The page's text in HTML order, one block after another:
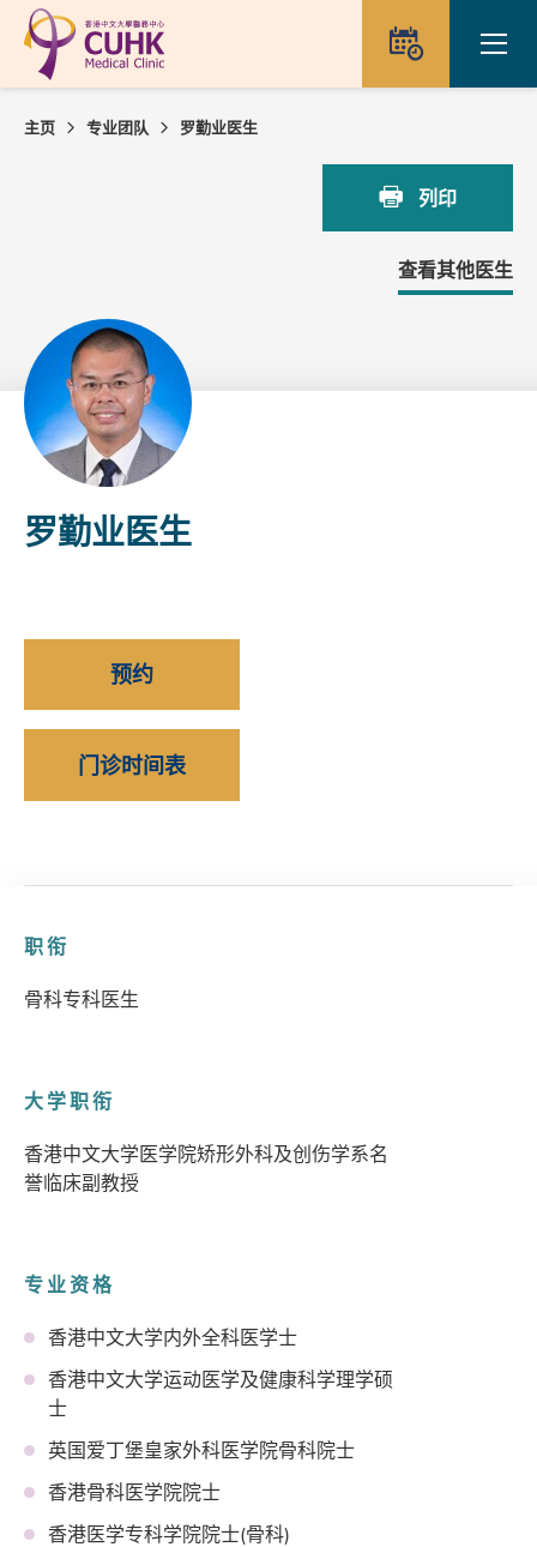
Skip to main content
预约
主页 专业团队 罗勤业医生
列印
查看其他医生
罗勤业医生
预约
门诊时间表
职衔
骨科专科医生
大学职衔
香港中文大学医学院矫形外科及创伤学系名
誉临床副教授
专业资格
香港中文大学内外全科医学士
香港中文大学运动医学及健康科学理学硕
士
英国爱丁堡皇家外科医学院骨科院士
香港骨科医学院院士
香港医学专科学院院士(骨科)